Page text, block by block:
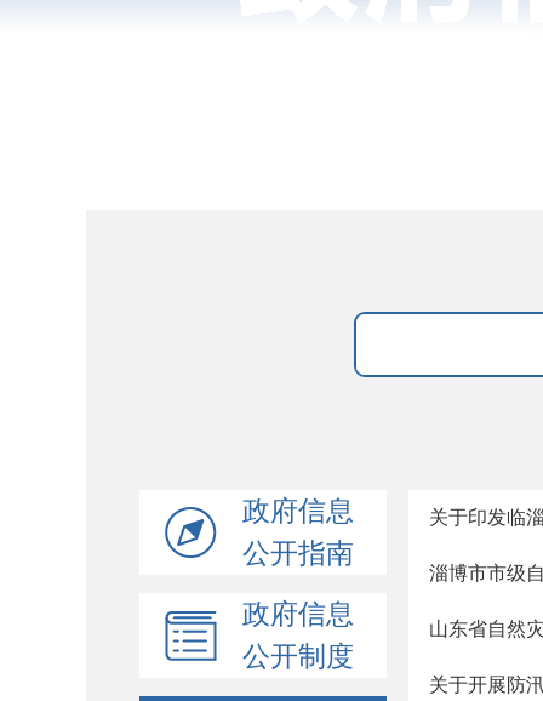
政府信息
公开指南
政府信息
公开制度
关于印发临
淄博市市级
山东省自然
关于开展防